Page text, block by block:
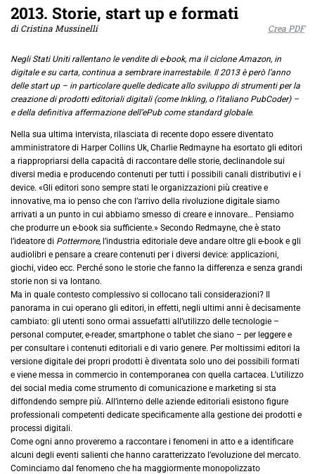
2013. Storie, start up e formati
di Cristina Mussinelli Crea PDF
Negli Stati Uniti rallentano le vendite di e-book, ma il ciclone Amazon, in
digitale e su carta, continua a sembrare inarrestabile. Il 2013 è però l’anno
delle start up – in particolare quelle dedicate allo sviluppo di strumenti per la
creazione di prodotti editoriali digitali (come Inkling, o l’italiano PubCoder) –
e della definitiva affermazione dell’ePub come standard globale.
Nella sua ultima intervista, rilasciata di recente dopo essere diventato
amministratore di Harper Collins Uk, Charlie Redmayne ha esortato gli editori
a riappropriarsi della capacità di raccontare delle storie, declinandole sui
diversi media e producendo contenuti per tutti i possibili canali distributivi e i
device. «Gli editori sono sempre stati le organizzazioni più creative e
innovative, ma io penso che con l’arrivo della rivoluzione digitale siamo
arrivati a un punto in cui abbiamo smesso di creare e innovare… Pensiamo
che produrre un e-book sia sufficiente.» Secondo Redmayne, che è stato
l’ideatore di Pottermore, l’industria editoriale deve andare oltre gli e-book e gli
audiolibri e pensare a creare contenuti per i diversi device: applicazioni,
giochi, video ecc. Perché sono le storie che fanno la differenza e senza grandi
storie non si va lontano.
Ma in quale contesto complessivo si collocano tali considerazioni? Il
panorama in cui operano gli editori, in effetti, negli ultimi anni è decisamente
cambiato: gli utenti sono ormai assuefatti all’utilizzo delle tecnologie –
personal computer, e-reader, smartphone o tablet che siano – per leggere e
per consultare i contenuti editoriali e di vario genere. Per moltissimi editori la
versione digitale dei propri prodotti è diventata solo uno dei possibili formati
e viene messa in commercio in contemporanea con quella cartacea. L’utilizzo
dei social media come strumento di comunicazione e marketing si sta
diffondendo sempre più. All’interno delle aziende editoriali esistono figure
professionali competenti dedicate specificamente alla gestione dei prodotti e
processi digitali.
Come ogni anno proveremo a raccontare i fenomeni in atto e a identificare
alcuni degli eventi salienti che hanno caratterizzato l’evoluzione del mercato.
Cominciamo dal fenomeno che ha maggiormente monopolizzato